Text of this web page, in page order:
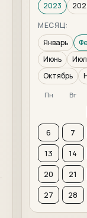
2023
МЕСЯЦ:
Январь
Июнь
Октябрь
Пн Вт
6
7
13
14
20
21
27
28